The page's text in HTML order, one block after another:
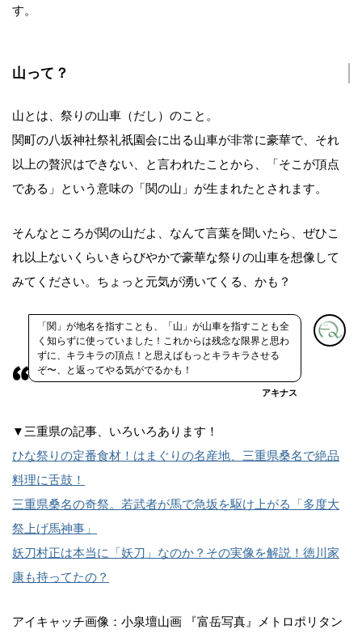
す。
山って？
山とは、祭りの山車（だし）のこと。
関町の八坂神社祭礼祇園会に出る山車が非常に豪華で、それ
以上の贅沢はできない、と言われたことから、「そこが頂点
である」という意味の「関の山」が生まれたとされます。
そんなところが関の山だよ、なんて言葉を聞いたら、ぜひこ
れ以上ないくらいきらびやかで豪華な祭りの山車を想像して
みてください。ちょっと元気が湧いてくる、かも？
「関」が地名を指すことも、「山」が山車を指すことも全
く知らずに使っていました！これからは残念な限界と思わ
ずに、キラキラの頂点！と思えばもっとキラキラさせる
ぞ〜、と返ってやる気がでるかも！
アキナス
▼三重県の記事、いろいろあります！
ひな祭りの定番食材！はまぐりの名産地、三重県桑名で絶品
料理に舌鼓！
三重県桑名の奇祭。若武者が馬で急坂を駆け上がる「多度大
祭上げ馬神事」
妖刀村正は本当に「妖刀」なのか？その実像を解説！徳川家
康も持ってたの？
アイキャッチ画像：小泉壇山画 『富岳写真』メトロポリタン